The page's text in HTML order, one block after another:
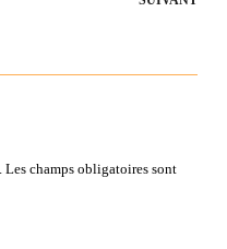
Les champs obligatoires sont